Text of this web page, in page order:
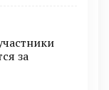
за